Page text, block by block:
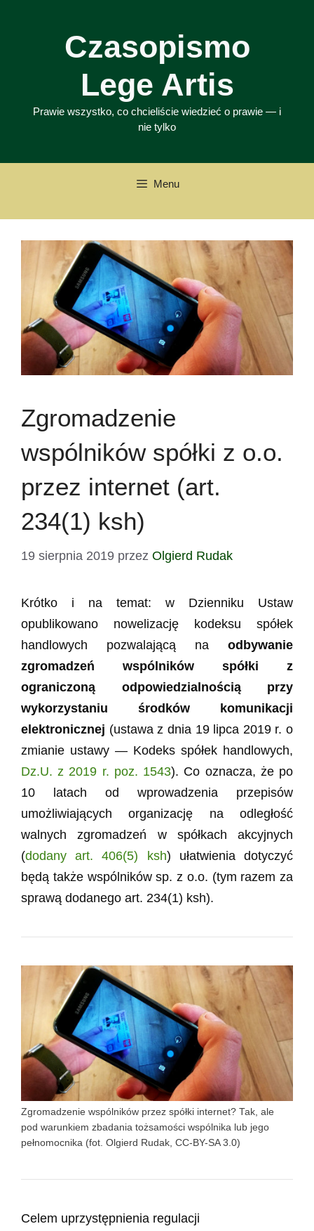
Czasopismo
Lege Artis
Prawie wszystko, co chcieliście wiedzieć o prawie — i
nie tylko
Menu
Zgromadzenie
wspólników spółki z o.o.
przez internet (art.
234(1) ksh)
19 sierpnia 2019 przez Olgierd Rudak
Krótko i na temat: w Dzienniku Ustaw
opublikowano nowelizację kodeksu spółek
handlowych pozwalającą na odbywanie
zgromadzeń wspólników spółki z
ograniczoną odpowiedzialnością przy
wykorzystaniu środków komunikacji
elektronicznej (ustawa z dnia 19 lipca 2019 r. o
zmianie ustawy — Kodeks spółek handlowych,
Dz.U. z 2019 r. poz. 1543). Co oznacza, że po
10 latach od wprowadzenia przepisów
umożliwiających organizację na odległość
walnych zgromadzeń w spółkach akcyjnych
(dodany art. 406(5) ksh) ułatwienia dotyczyć
będą także wspólników sp. z o.o. (tym razem za
sprawą dodanego art. 234(1) ksh).
Zgromadzenie wspólników przez spółki internet? Tak, ale
pod warunkiem zbadania tożsamości wspólnika lub jego
pełnomocnika (fot. Olgierd Rudak, CC-BY-SA 3.0)
Celem uprzystępnienia regulacji